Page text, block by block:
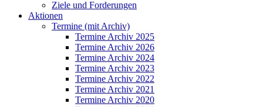
Ziele und Forderungen
Aktionen
Termine (mit Archiv)
Termine Archiv 2025
Termine Archiv 2026
Termine Archiv 2024
Termine Archiv 2023
Termine Archiv 2022
Termine Archiv 2021
Termine Archiv 2020